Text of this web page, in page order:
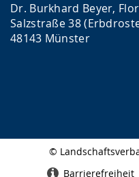
Dr. Burkhard Beyer,
Salzstraße 38
48143 Münster
©
Barrierefreiheit